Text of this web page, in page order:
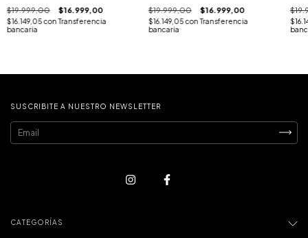
$19.999,00 $16.999,00
$16.149,05con Transferencia
bancaria
$19.999,00 $16.999,00
$16.149,05con Transferencia
bancaria
SUSCRIBITE A NUESTRO NEWSLETTER
CATEGORÍAS